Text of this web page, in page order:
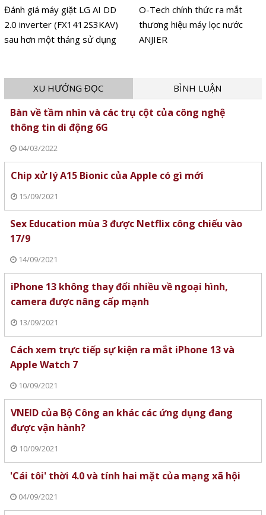
Đánh giá máy giặt LG AI DD
2.0 inverter (FX1412S3KAV)
sau hơn một tháng sử dụng
O-Tech chính thức ra mắt
thương hiệu máy lọc nước
ANJIER
XU HƯỚNG ĐỌC BÌNH LUẬN
Bàn về tầm nhìn và các trụ cột của công nghệ
thông tin di động 6G
04/03/2022
Chip xử lý A15 Bionic của Apple có gì mới
15/09/2021
Sex Education mùa 3 được Netflix công chiếu vào
17/9
14/09/2021
iPhone 13 không thay đổi nhiều về ngoại hình,
camera được nâng cấp mạnh
13/09/2021
Cách xem trực tiếp sự kiện ra mắt iPhone 13 và
Apple Watch 7
10/09/2021
VNEID của Bộ Công an khác các ứng dụng đang
được vận hành?
10/09/2021
'Cái tôi' thời 4.0 và tính hai mặt của mạng xã hội
04/09/2021